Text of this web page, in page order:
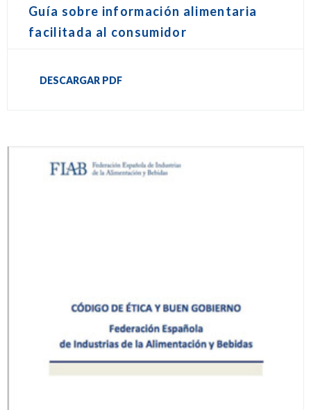
Guía sobre información alimentaria
facilitada al consumidor
DESCARGAR PDF